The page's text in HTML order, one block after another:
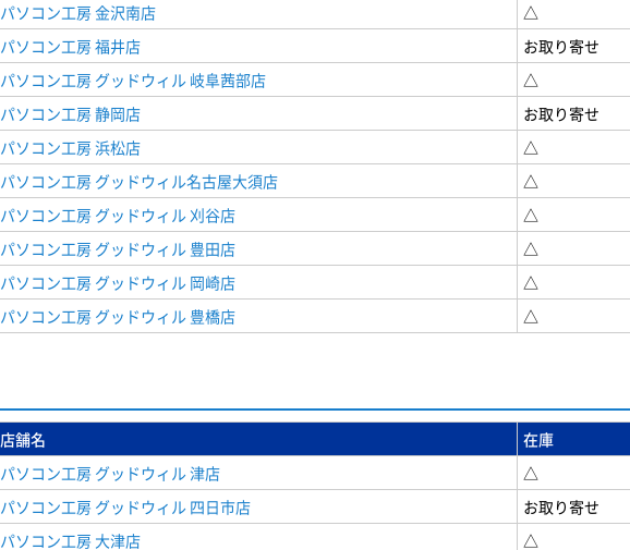
パソコン工房 金沢南店
△
パソコン工房 福井店
お取り寄せ
パソコン工房 グッドウィル 岐阜茜部店
△
パソコン工房 静岡店
お取り寄せ
パソコン工房 浜松店
△
パソコン工房 グッドウィル名古屋大須店
△
パソコン工房 グッドウィル 刈谷店
△
パソコン工房 グッドウィル 豊田店
△
パソコン工房 グッドウィル 岡崎店
△
パソコン工房 グッドウィル 豊橋店 △
店舗名
在庫
パソコン工房 グッドウィル 津店
△
パソコン工房 グッドウィル 四日市店
お取り寄せ
パソコン工房 大津店
△